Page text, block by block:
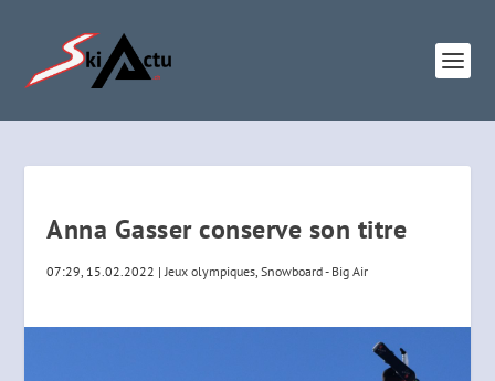
Anna Gasser conserve son titre
07:29, 15.02.2022 |Jeux olympiques,Snowboard - Big Air